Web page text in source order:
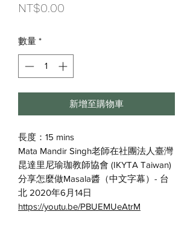
NT$0.00
數量 *
新增至購物車
長度：15 mins
Mata Mandir Singh老師在社團法人臺灣
昆達里尼瑜珈教師協會 (IKYTA Taiwan)
分享怎麼做Masala醬（中文字幕）- 台
北 2020年6月14日
https://youtu.be/PBUEMUeAtrM